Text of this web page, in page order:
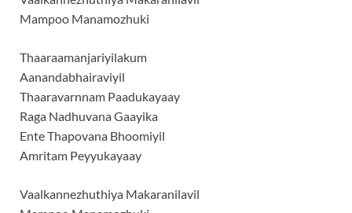
Mampoo Manamozhuki
Thaaraamanjariyilakum
Aanandabhairaviyil
Thaaravarnnam Paadukayaay
Raga Nadhuvana Gaayika
Ente Thapovana Bhoomiyil
Amritam Peyyukayaay
Vaalkannezhuthiya Makaranilavil